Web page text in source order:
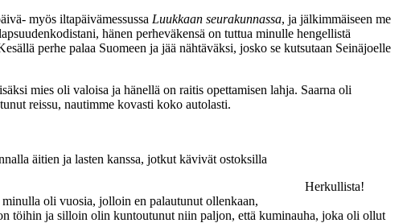
myös iltapäivämessussa Luukkaan seurakunnassa, ja jälkimmäiseen me
hänen perheväkensä on tuttua minulle hengellistä
perhe palaa Suomeen ja jää nähtäväksi, josko se kutsutaan Seinäjoelle
mies oli valoisa ja hänellä on raitis opettamisen lahja. Saarna oli
reissu, nautimme kovasti koko autolasti.
Herkullista!
äitien ja lasten kanssa, jotkut kävivät ostoksilla
oli vuosia, jolloin en palautunut ollenkaan,
töihin ja silloin olin kuntoutunut niin paljon, että kuminauha, joka oli ollut